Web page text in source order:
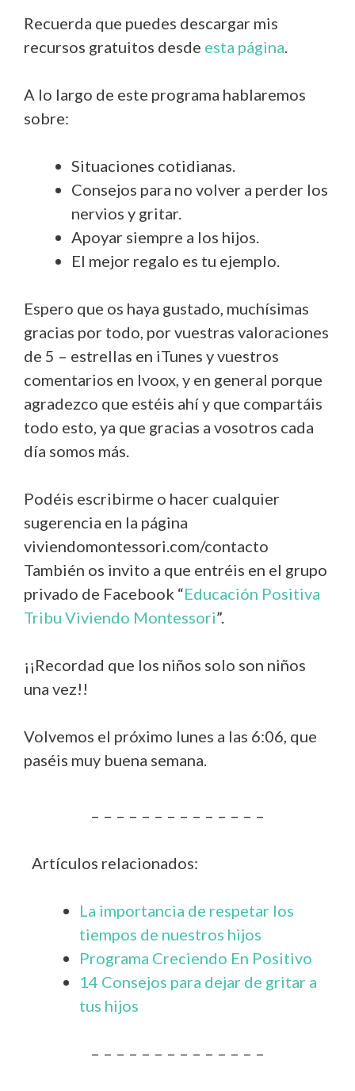
Recuerda que puedes descargar mis
recursos gratuitos desde esta página.
A lo largo de este programa hablaremos
sobre:
Situaciones cotidianas.
Consejos para no volver a perder los
nervios y gritar.
Apoyar siempre a los hijos.
El mejor regalo es tu ejemplo.
Espero que os haya gustado, muchísimas
gracias por todo, por vuestras valoraciones
de 5 – estrellas en iTunes y vuestros
comentarios en Ivoox, y en general porque
agradezco que estéis ahí y que compartáis
todo esto, ya que gracias a vosotros cada
día somos más.
Podéis escribirme o hacer cualquier
sugerencia en la página
viviendomontessori.com/contacto
También os invito a que entréis en el grupo
privado de Facebook “Educación Positiva
Tribu Viviendo Montessori”.
¡¡Recordad que los niños solo son niños
una vez!!
Volvemos el próximo lunes a las 6:06, que
paséis muy buena semana.
– – – – – – – – – – – – – –
Artículos relacionados:
La importancia de respetar los
tiempos de nuestros hijos
Programa Creciendo En Positivo
14 Consejos para dejar de gritar a
tus hijos
– – – – – – – – – – – – – –